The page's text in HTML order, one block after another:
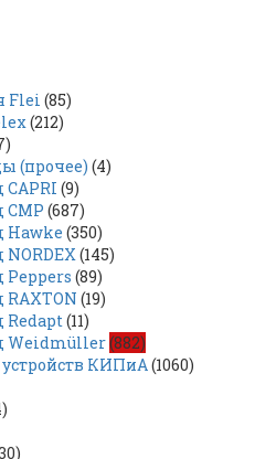
Flei (85)
(212)
(прочее) (4)
(9)
(687)
Hawke (350)
(145)
(89)
(19)
Redapt(11)
Weidmüller(882)
КИПиА(1060)